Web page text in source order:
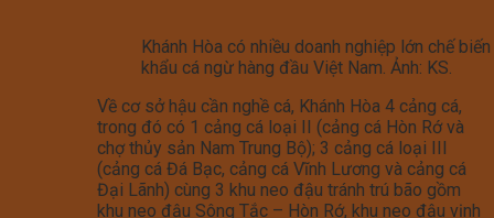
Khánh Hòa có nhiều doanh nghiệp lớn chế
khẩu cá ngừ hàng đầu Việt Nam. Ảnh: KS.
Về cơ sở hậu cần nghề cá, Khánh Hòa 4 cảng cá,
trong đó có 1 cảng cá loại II (cảng cá Hòn Rớ và
chợ thủy sản Nam Trung Bộ); 3 cảng cá loại III
(cảng cá Đá Bạc, cảng cá Vĩnh Lương và cảng cá
Đại Lãnh) cùng 3 khu neo đậu tránh trú bão gồm
khu neo đậu Sông Tắc – Hòn Rớ, khu neo đậu vịnh